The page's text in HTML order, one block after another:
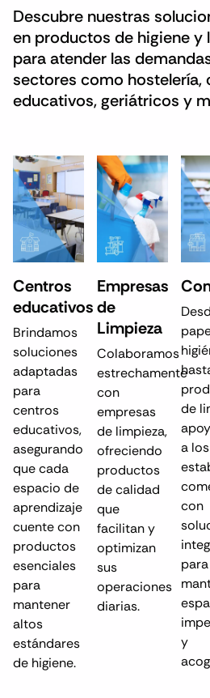
Descubre nuestras
en productos de higiene y
para atender las
sectores como hostelería,
educativos, geriátricos y
Centros
educativos
Brindamos
soluciones
adaptadas
para
centros
educativos,
asegurando
que cada
espacio de
aprendizaje
cuente con
productos
esenciales
para
mantener
altos
estándares
de higiene.
Empresas
de
Limpieza
Colaboramos
estrechamente
con
empresas
de limpieza,
ofreciendo
productos
de calidad
que
facilitan y
optimizan
sus
operaciones
diarias.
de
a los
con
para
y